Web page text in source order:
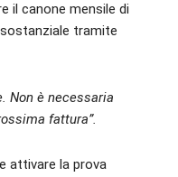
il canone mensile di
tramite
Non è necessaria
fattura”.
attivare la prova